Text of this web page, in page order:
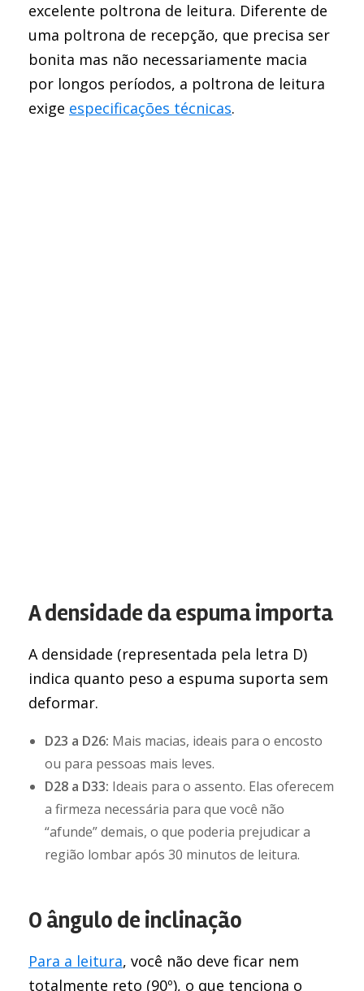
excelente poltrona de leitura. Diferente de
uma poltrona de recepção, que precisa ser
bonita mas não necessariamente macia
por longos períodos, a poltrona de leitura
exige especificações técnicas.
A densidade da espuma importa
A densidade (representada pela letra D)
indica quanto peso a espuma suporta sem
deformar.
D23 a D26: Mais macias, ideais para o encosto
ou para pessoas mais leves.
D28 a D33: Ideais para o assento. Elas oferecem
a firmeza necessária para que você não
“afunde” demais, o que poderia prejudicar a
região lombar após 30 minutos de leitura.
O ângulo de inclinação
Para a leitura, você não deve ficar nem
totalmente reto (90º), o que tenciona o